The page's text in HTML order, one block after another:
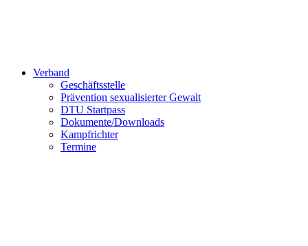
Verband
Geschäftsstelle
Prävention sexualisierter Gewalt
DTU Startpass
Dokumente/Downloads
Kampfrichter
Termine